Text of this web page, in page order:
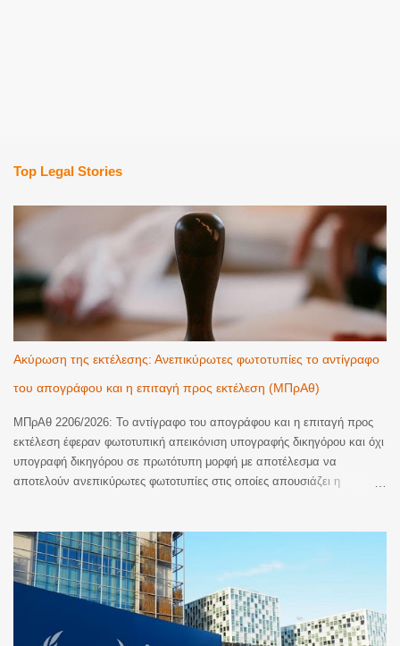
Top Legal Stories
Ακύρωση της εκτέλεσης: Ανεπικύρωτες φωτοτυπίες το αντίγραφο
του απογράφου και η επιταγή προς εκτέλεση (ΜΠρΑθ)
ΜΠρΑθ 2206/2026: Το αντίγραφο του απογράφου και η επιταγή προς
εκτέλεση έφεραν φωτοτυπική απεικόνιση υπογραφής δικηγόρου και όχι
υπογραφή δικηγόρου σε πρωτότυπη μορφή με αποτέλεσμα να
αποτελούν ανεπικύρωτες φωτοτυπίες στις οποίες απουσιάζει η
Πρωτοδικείου Αθηνών (Περιουσιακές διαφορές – Ανακοπές Εκτέλεσης)
έγινε δεκτός λόγος ανακοπής που αφορούσε την έλλειψη αποδεικτικής
ισχύος του αντιγράφου εξ απογράφου εκτελεστού που κοινοποιήθηκε
με την επιταγή προς πληρωμή για να ξεκινήσει η διαδικασία της
εκτέλεσης. Όπως κρίθηκε, το αντίγραφο εξ απογράφου εκτελεστού
που κοινοποιήθηκε δεν είχε επικυρωθεί αυτοτελώς και νομίμως παρότι